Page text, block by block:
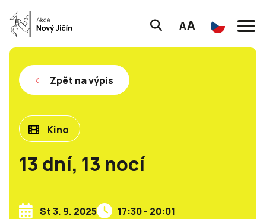
AA
Zpět na výpis
Kino
13 dní, 13 nocí
St 3. 9. 2025
17:30 - 20:01